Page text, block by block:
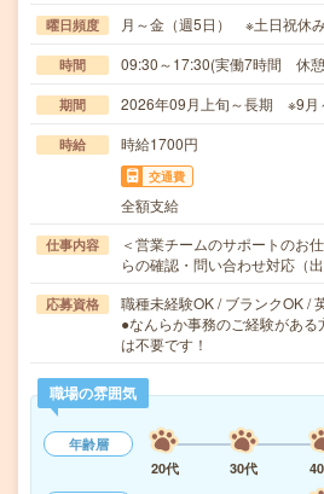
曜日頻度 月～金（週5日） ※土日祝休
時間 09:30～17:30(実働7時間 休
期間 2026年09月上旬～長期 ※9月
時給 時給1700円
交通費
全額支給
仕事内容
＜営業チームのサポートの
らの確認・問い合わせ対応（
応募資格
職種未経験OK / ブランクOK /
●なんらか事務のご経験があ
は不要です！
職場の雰囲気
年齢層
20代
30代